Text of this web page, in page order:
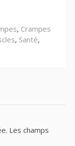
, Crampes
, Santé,
Les champs